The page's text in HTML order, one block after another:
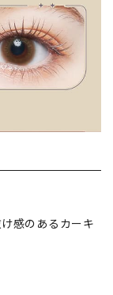
感のあるカーキ